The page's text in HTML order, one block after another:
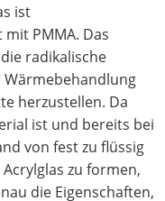
ist
mit PMMA. Das
radikalische
herzustellen. Da
ist und bereits bei
von fest zu flüssig
zu formen,
die Eigenschaften,